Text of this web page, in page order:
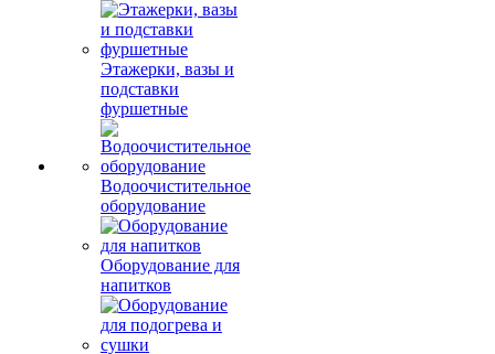
Этажерки, вазы и
подставки
фуршетные
Водоочистительное
оборудование
Оборудование для
напитков